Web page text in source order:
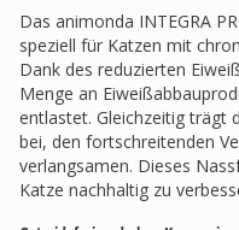
Das animonda INTEGRA
speziell für Katzen mit
Dank des reduzierten
Menge an
entlastet. Gleichzeitig trägt
bei, den fortschreitenden
verlangsamen. Dieses
Katze nachhaltig zu